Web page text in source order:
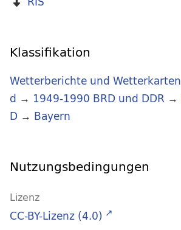
Klassifikation
Wetterberichte und Wetterkarten
d → 1949-1990 BRD und DDR →
D → Bayern
Nutzungsbedingungen
Lizenz
CC-BY-Lizenz (4.0)